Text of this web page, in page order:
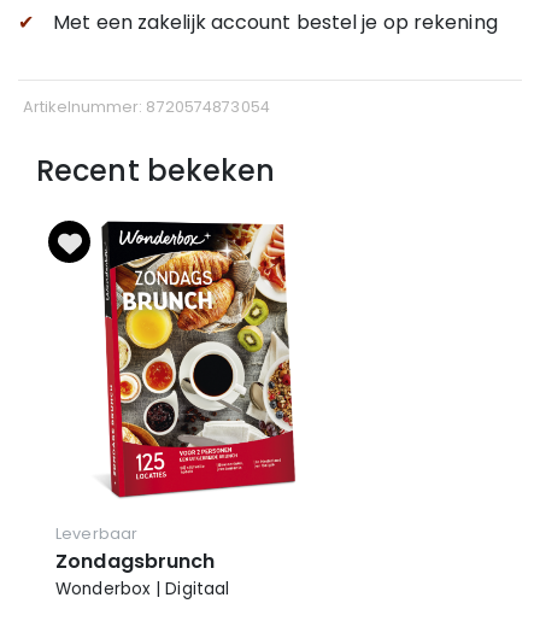
✔
Met een zakelijk account bestel je op rekening
Artikelnummer: 8720574873054
Recent bekeken
Leverbaar
Zondagsbrunch
Wonderbox | Digitaal